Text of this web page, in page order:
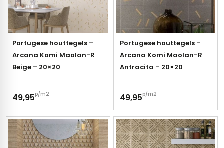
Portugese houttegels –
Arcana Komi Maolan-R
Beige – 20×20
49,95p/m2
Portugese houttegels –
Arcana Komi Maolan-R
Antracita – 20×20
49,95p/m2
tegels
betonlook
marmerlook
tegels